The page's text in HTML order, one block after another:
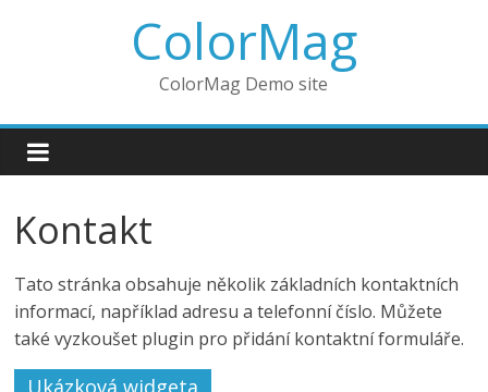
ColorMag
ColorMag Demo site
Kontakt
Tato stránka obsahuje několik základních kontaktních
informací, například adresu a telefonní číslo. Můžete
také vyzkoušet plugin pro přidání kontaktní formuláře.
Ukázková widgeta